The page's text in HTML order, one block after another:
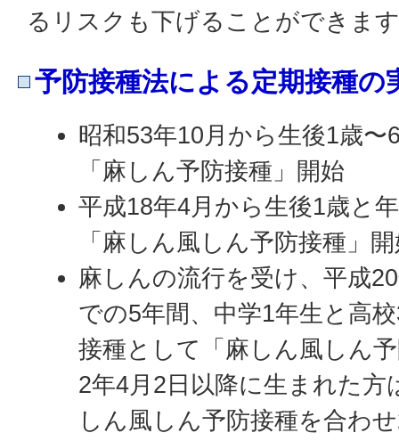
るリスクも下げることができま
予防接種法による定期接種の
昭和53年10月から生後1歳
「麻しん予防接種」開始
平成18年4月から生後1歳と
「麻しん風しん予防接種」
麻しんの流行を受け、平成
での5年間、中学1年生と高
接種として「麻しん風しん
2年4月2日以降に生まれた方
しん風しん予防接種を合わ